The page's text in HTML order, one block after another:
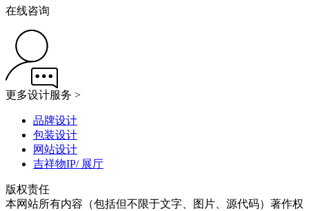
在线咨询
更多设计服务 >
品牌设计
包装设计
网站设计
吉祥物IP/ 展厅
版权责任
本网站所有内容（包括但不限于文字、图片、源代码）著作权